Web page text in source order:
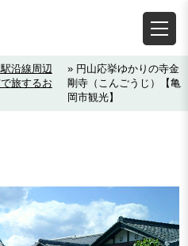
沿線周辺
旅するお
» 円山応挙ゆかりの寺金
剛寺（こんごうじ）【亀
岡市観光】